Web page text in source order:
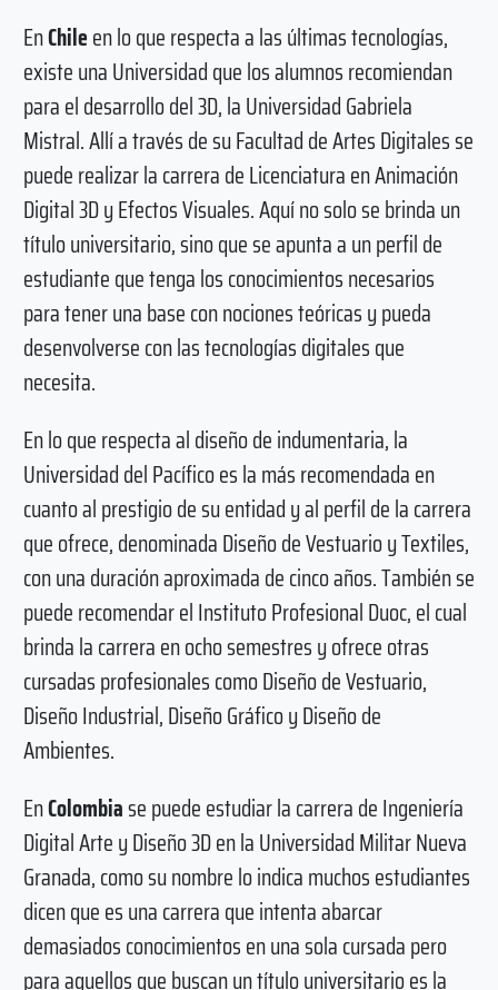
EnChileen lo que respecta a las últimas tecnologías,
existe una Universidad que los alumnos recomiendan
para el desarrollo del 3D, la Universidad Gabriela
Mistral. Allí a través de su Facultad de Artes Digitales se
puede realizar la carrera de Licenciatura en Animación
Digital 3D y Efectos Visuales. Aquí no solo se brinda un
título universitario, sino que se apunta a un perfil de
estudiante que tenga los conocimientos necesarios
para tener una base con nociones teóricas y pueda
desenvolverse con las tecnologías digitales que
necesita.
En lo que respecta al diseño de indumentaria, la
Universidad del Pacífico es la más recomendada en
cuanto al prestigio de su entidad y al perfil de la carrera
que ofrece, denominada Diseño de Vestuario y Textiles,
con una duración aproximada de cinco años. También se
puede recomendar el Instituto Profesional Duoc, el cual
brinda la carrera en ocho semestres y ofrece otras
cursadas profesionales como Diseño de Vestuario,
Diseño Industrial, Diseño Gráfico y Diseño de
Ambientes.
EnColombiase puede estudiar la carrera de Ingeniería
Digital Arte y Diseño 3D en la Universidad Militar Nueva
Granada, como su nombre lo indica muchos estudiantes
dicen que es una carrera que intenta abarcar
demasiados conocimientos en una sola cursada pero
para aquellos que buscan un título universitario es la